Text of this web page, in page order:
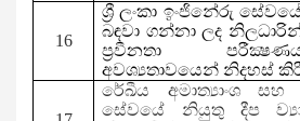
16
ශ්‍රී ලංකා ඉංජිනේරු
බඳවා ගන්නා ලද
ප්‍රවීනතා
අවශ්‍යතාවයෙන් නිදහස්
රේඛීය අමාත්‍යාංශ සහ
සේවයේ නියුතු දීප